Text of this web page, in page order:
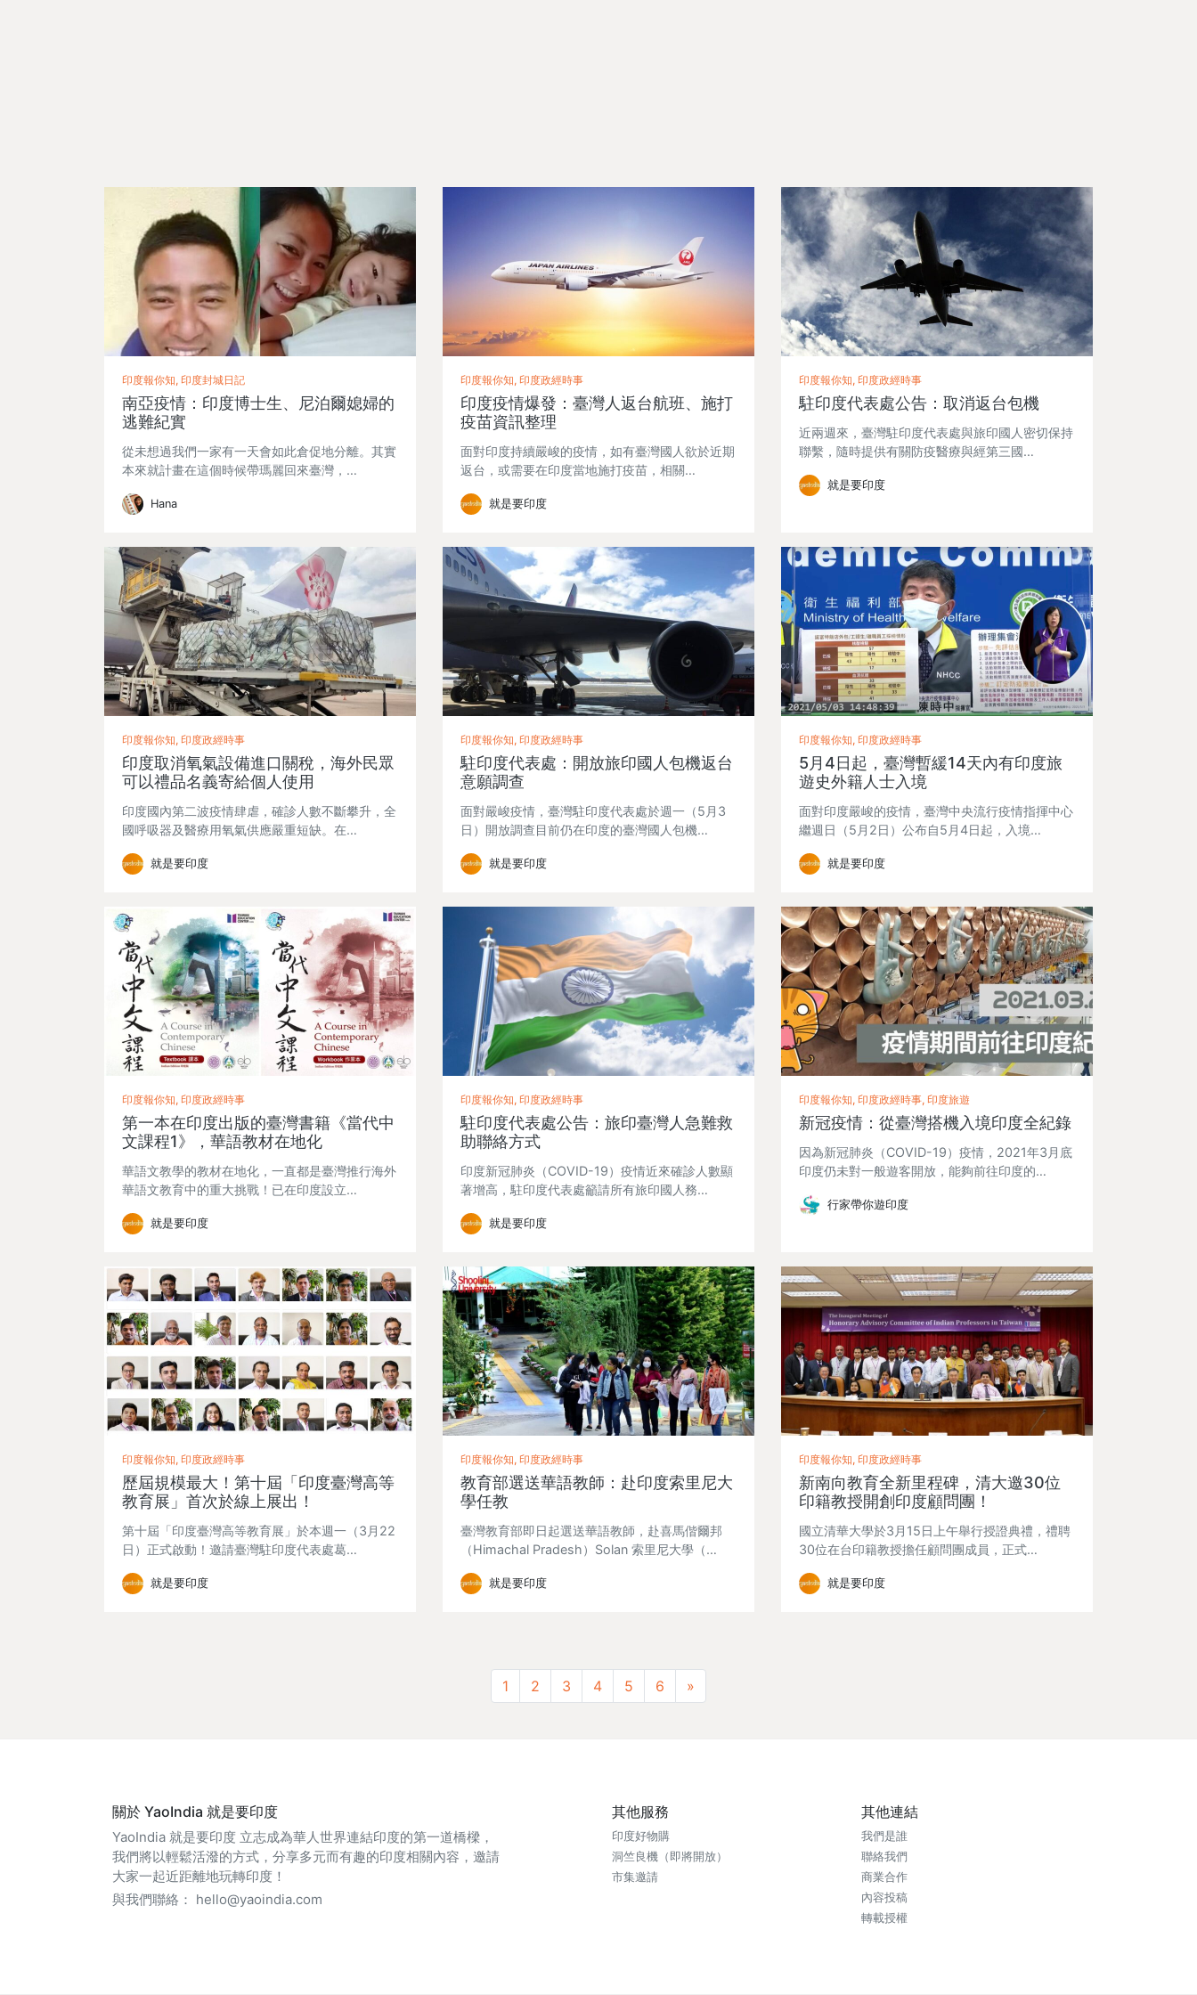
印度報你知, 印度封城日記
南亞疫情：印度博士生、尼泊爾媳婦的
逃難紀實
從未想過我們一家有一天會如此倉促地分離。其實
本來就計畫在這個時候帶瑪麗回來臺灣，…
Hana
印度報你知, 印度政經時事
印度疫情爆發：臺灣人返台航班、施打
疫苗資訊整理
面對印度持續嚴峻的疫情，如有臺灣國人欲於近期
返台，或需要在印度當地施打疫苗，相關…
就是要印度
印度報你知, 印度政經時事
駐印度代表處公告：取消返台包機
近兩週來，臺灣駐印度代表處與旅印國人密切保持
聯繫，隨時提供有關防疫醫療與經第三國…
就是要印度
印度報你知, 印度政經時事
印度取消氧氣設備進口關稅，海外民眾
可以禮品名義寄給個人使用
印度國內第二波疫情肆虐，確診人數不斷攀升，全
國呼吸器及醫療用氧氣供應嚴重短缺。在…
就是要印度
印度報你知, 印度政經時事
駐印度代表處：開放旅印國人包機返台
意願調查
面對嚴峻疫情，臺灣駐印度代表處於週一（5月3
日）開放調查目前仍在印度的臺灣國人包機…
就是要印度
印度報你知, 印度政經時事
5月4日起，臺灣暫緩14天內有印度旅
遊史外籍人士入境
面對印度嚴峻的疫情，臺灣中央流行疫情指揮中心
繼週日（5月2日）公布自5月4日起，入境…
就是要印度
印度報你知, 印度政經時事
第一本在印度出版的臺灣書籍《當代中
文課程1》，華語教材在地化
華語文教學的教材在地化，一直都是臺灣推行海外
華語文教育中的重大挑戰！已在印度設立…
就是要印度
印度報你知, 印度政經時事
駐印度代表處公告：旅印臺灣人急難救
助聯絡方式
印度新冠肺炎（COVID-19）疫情近來確診人數顯
著增高，駐印度代表處籲請所有旅印國人務…
就是要印度
印度報你知, 印度政經時事, 印度旅遊
新冠疫情：從臺灣搭機入境印度全紀錄
因為新冠肺炎（COVID-19）疫情，2021年3月底
印度仍未對一般遊客開放，能夠前往印度的…
行家帶你遊印度
印度報你知, 印度政經時事
歷屆規模最大！第十屆「印度臺灣高等
教育展」首次於線上展出！
第十屆「印度臺灣高等教育展」於本週一（3月22
日）正式啟動！邀請臺灣駐印度代表處葛…
就是要印度
印度報你知, 印度政經時事
教育部選送華語教師：赴印度索里尼大
學任教
臺灣教育部即日起選送華語教師，赴喜馬偕爾邦
（Himachal Pradesh）Solan 索里尼大學（…
就是要印度
印度報你知, 印度政經時事
新南向教育全新里程碑，清大邀30位
印籍教授開創印度顧問團！
國立清華大學於3月15日上午舉行授證典禮，禮聘
30位在台印籍教授擔任顧問團成員，正式…
就是要印度
1 2 3 4 5 6 »
關於 YaoIndia 就是要印度
YaoIndia 就是要印度 立志成為華人世界連結印度的第一道橋樑，
我們將以輕鬆活潑的方式，分享多元而有趣的印度相關內容，邀請
大家一起近距離地玩轉印度！
與我們聯絡： hello@yaoindia.com
其他服務
印度好物購
洞竺良機（即將開放）
市集邀請
其他連結
我們是誰
聯絡我們
商業合作
內容投稿
轉載授權